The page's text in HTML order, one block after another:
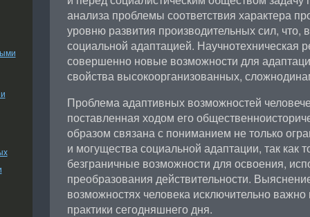
анализа проблемы соответствия характера
уровню развития производительных сил, что,
социальной адаптацией. Научнотехническая
совершенно новые возможности для
свойства высокоорганизованных,
Проблема адаптивных возможностей
поставленная ходом его
образом связана с пониманием не только
и могущества социальной адаптации, так как
безграничные возможности для освоения,
преобразования действительности.
возможностях человека исключительно
практики сегодняшнего дня.